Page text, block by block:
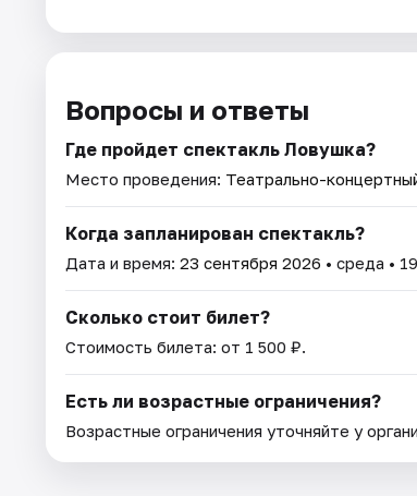
Вопросы и ответы
Где пройдет спектакль Ловушка?
Место проведения: Театрально-
Когда запланирован спектакль?
Дата и время: 23 сентября 2026 • среда •
Сколько стоит билет?
Стоимость билета: от 1 500 ₽.
Есть ли возрастные ограничения?
Возрастные ограничения уточняйте у